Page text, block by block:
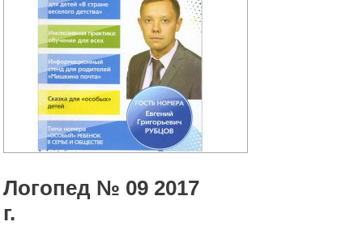
Логопед № 09 2017
г.